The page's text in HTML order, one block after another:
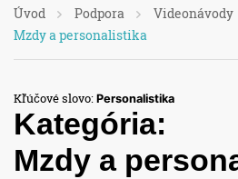
Úvod Podpora
Videonávody
Mzdy a personalistika
Kľúčové slovo: Personalistika
Kategória:
Mzdy a